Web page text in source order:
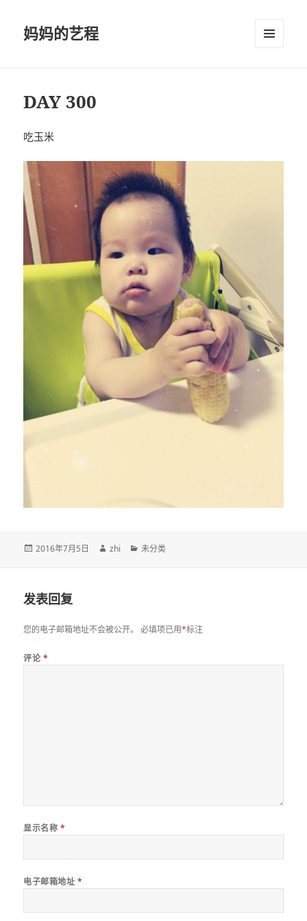
妈妈的艺程
DAY 300
吃玉米
发
2016年7月5日
作
zhi
分
未分类
发表回复
您的电子邮箱地址不会被公开。 必填项已用*标注
评论 *
显示名称 *
电子邮箱地址 *